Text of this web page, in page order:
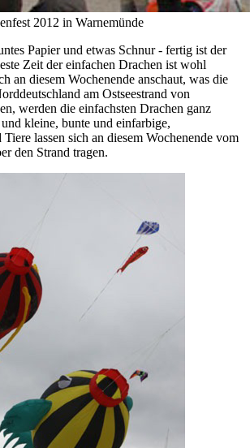
2012 in Warnemünde
Papier und etwas Schnur - fertig ist der
Zeit der einfachen Drachen ist wohl
an diesem Wochenende anschaut, was die
am Ostseestrand von
werden die einfachsten Drachen ganz
kleine, bunte und einfarbige,
lassen sich an diesem Wochenende vom
den Strand tragen.